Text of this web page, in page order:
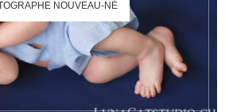
NOUVEAU-NÉ